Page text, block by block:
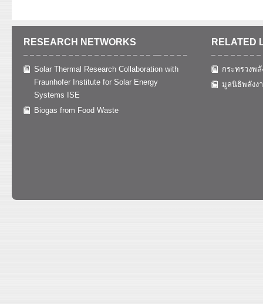
RESEARCH NETWORKS
Solar Thermal Research Collaboration with
Fraunhofer Institute for Solar Energy
Systems ISE
Biogas from Food Waste
RELATED
กระทรวงพลั
มูลนิธิพลังง